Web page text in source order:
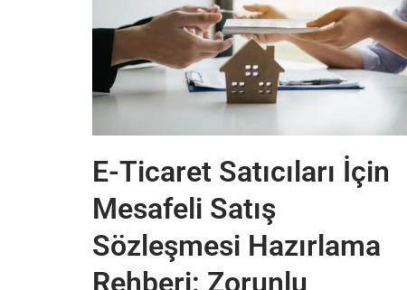
E-Ticaret Satıcıları İçin
Mesafeli Satış
Sözleşmesi Hazırlama
Rehberi: Zorunlu